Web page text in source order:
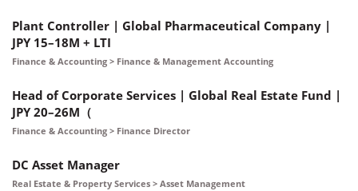
Plant Controller | Global Pharmaceutical Company |
JPY 15–18M + LTI
Finance & Accounting > Finance & Management Accounting
Head of Corporate Services | Global Real Estate Fund |
JPY 20–26M（
Finance & Accounting > Finance Director
DC Asset Manager
Real Estate & Property Services > Asset Management